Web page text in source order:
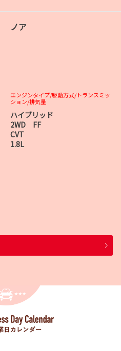
ノア
エンジンタイプ/駆動方式/トランスミッ
ション/排気量
ハイブリッド
2WD FF
CVT
1.8L